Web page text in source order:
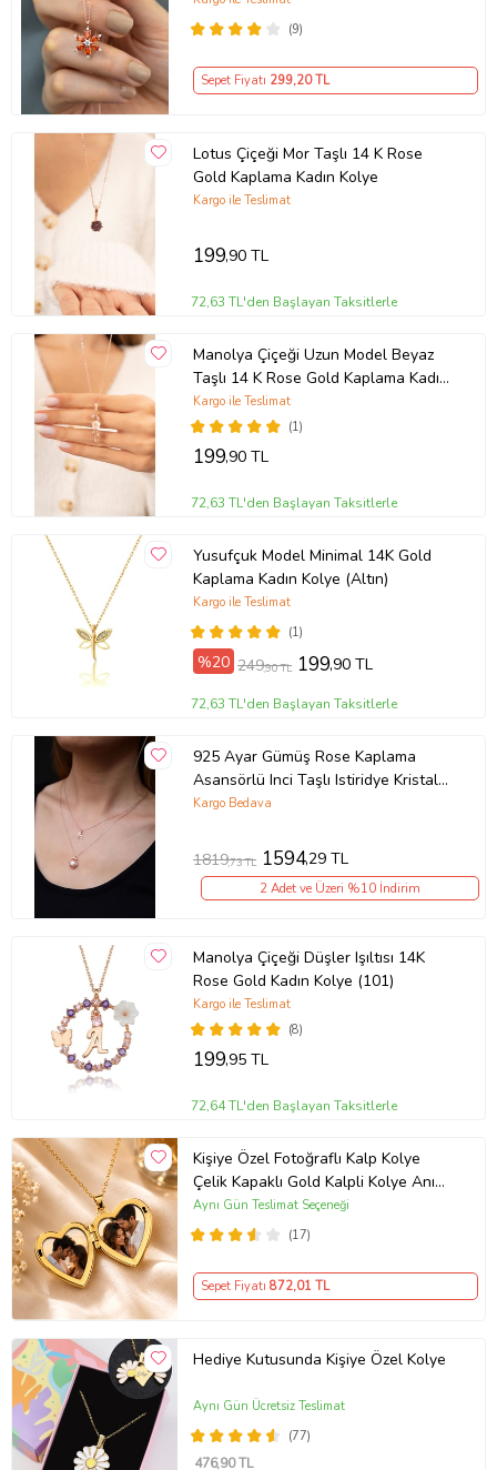
(9)
Sepet Fiyatı 299,20 TL
Lotus Çiçeği Mor Taşlı 14 K Rose
Gold Kaplama Kadın Kolye
Kargo ile Teslimat
199,90 TL
72,63 TL'den Başlayan Taksitlerle
Manolya Çiçeği Uzun Model Beyaz
Taşlı 14 K Rose Gold Kaplama Kadın
Kolye
(1)
Kargo ile Teslimat
199,90 TL
72,63 TL'den Başlayan Taksitlerle
Yusufçuk Model Minimal 14K Gold
Kaplama Kadın Kolye (Altın)
(1)
Kargo ile Teslimat
%20 249,90 TL 199,90 TL
72,63 TL'den Başlayan Taksitlerle
925 Ayar Gümüş Rose Kaplama
Asansörlü Inci Taşlı Istiridye Kristal
Kesim E Harf Kolye
Kargo Bedava
1819,73 TL 1594,29 TL
2 Adet ve Üzeri %10 İndirim
Manolya Çiçeği Düşler Işıltısı 14K
Rose Gold Kadın Kolye (101)
(8)
Kargo ile Teslimat
199,95 TL
72,64 TL'den Başlayan Taksitlerle
Kişiye Özel Fotoğraflı Kalp Kolye
Çelik Kapaklı Gold Kalpli Kolye Anı
Kolyesi Kalp Kolye Resimli Kolye –
Açılır Kapaklı Romantik Gold
(17)
Aynı Gün Teslimat Seçeneği
Sepet Fiyatı 872,01 TL
Hediye Kutusunda Kişiye Özel Kolye
(77)
Aynı Gün Ücretsiz Teslimat
476,90 TL